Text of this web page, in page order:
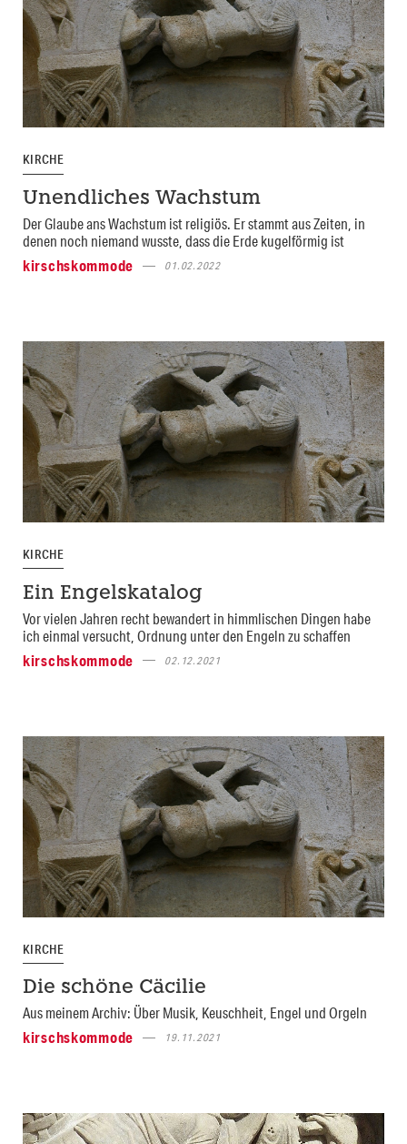
KIRCHE
Unendliches Wachstum
Der Glaube ans Wachstum ist religiös. Er stammt aus Zeiten, in
denen noch niemand wusste, dass die Erde kugelförmig ist
kirschskommode
01.02.2022
KIRCHE
Ein Engelskatalog
Vor vielen Jahren recht bewandert in himmlischen Dingen habe
ich einmal versucht, Ordnung unter den Engeln zu schaffen
kirschskommode
02.12.2021
KIRCHE
Die schöne Cäcilie
Aus meinem Archiv: Über Musik, Keuschheit, Engel und Orgeln
kirschskommode
19.11.2021